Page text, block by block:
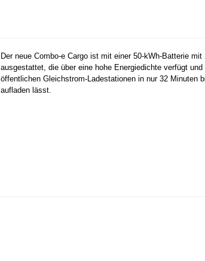
Der neue Combo-e Cargo ist mit einer 50-kWh-Batterie mit
ausgestattet, die über eine hohe Energiedichte verfügt und
öffentlichen Gleichstrom-Ladestationen in nur 32 Minuten
aufladen lässt.